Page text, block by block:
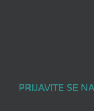
PRIJAVITE SE